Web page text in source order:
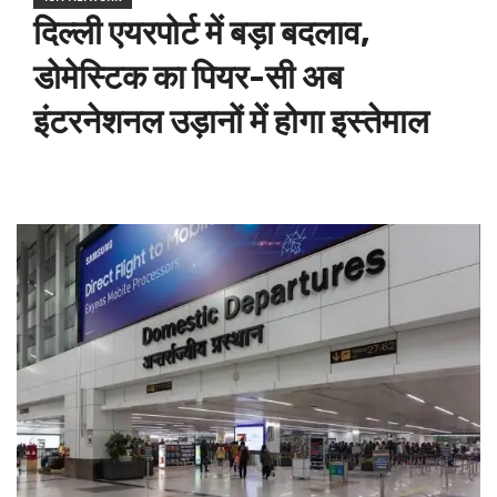
दिल्ली एयरपोर्ट में बड़ा बदलाव,
डोमेस्टिक का पियर-सी अब
इंटरनेशनल उड़ानों में होगा इस्तेमाल